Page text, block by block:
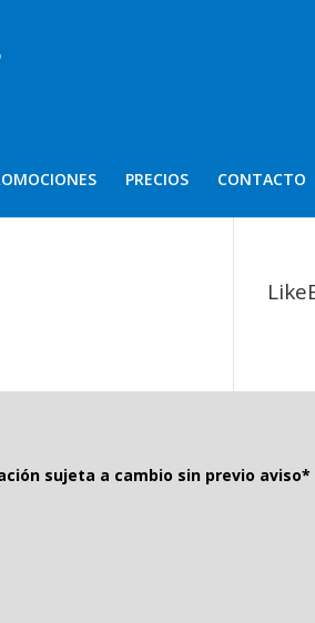
PRECIOS CONTACTO
sujeta a cambio sin previo aviso*